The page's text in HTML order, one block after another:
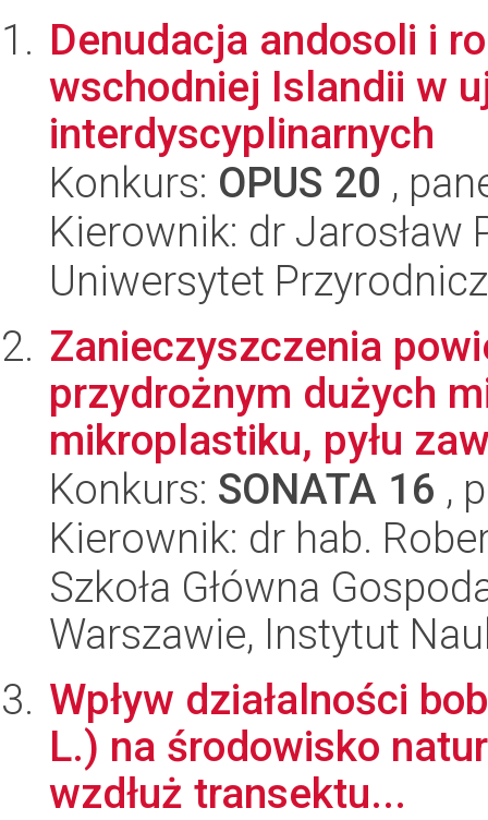
Denudacja andosoli i
wschodniej Islandii w
interdyscyplinarnych
Konkurs: OPUS 20 ,
Kierownik: dr Jarosław
Uniwersytet
Zanieczyszczenia
przydrożnym dużych
mikroplastiku, pyłu
Konkurs: SONATA 16 ,
Kierownik: dr hab.
Szkoła Główna
Warszawie, Instytut
Wpływ działalności
L.) na środowisko
wzdłuż transektu...